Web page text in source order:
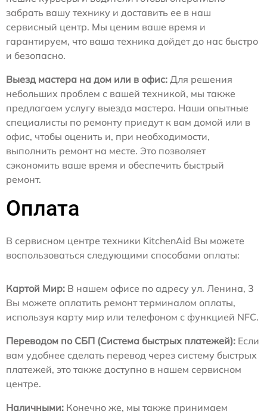
забрать вашу технику и доставить ее в наш
сервисный центр. Мы ценим ваше время и
гарантируем, что ваша техника дойдет до нас быстро
и безопасно.
Выезд мастера на дом или в офис: Для решения
небольших проблем с вашей техникой, мы также
предлагаем услугу выезда мастера. Наши опытные
специалисты по ремонту приедут к вам домой или в
офис, чтобы оценить и, при необходимости,
выполнить ремонт на месте. Это позволяет
сэкономить ваше время и обеспечить быстрый
ремонт.
Оплата
В сервисном центре техники KitchenAid Вы можете
воспользоваться следующими способами оплаты:
Картой Мир: В нашем офисе по адресу ул. Ленина, 3
Вы можете оплатить ремонт терминалом оплаты,
используя карту мир или телефоном с функцией NFC.
Переводом по СБП (Система быстрых платежей): Если
вам удобнее сделать перевод через систему быстрых
платежей, это также доступно в нашем сервисном
центре.
Наличными: Конечно же, мы также принимаем